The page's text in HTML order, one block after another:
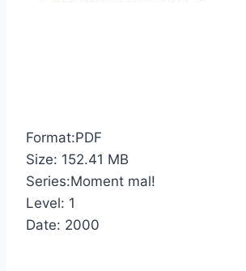
Format:PDF
Size: 152.41 MB
Series:Moment mal!
Level: 1
Date: 2000